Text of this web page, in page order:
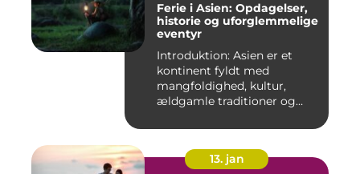
Ferie i Asien: Opdagelser,
historie og uforglemmelige
eventyr
Introduktion: Asien er et
kontinent fyldt med
mangfoldighed, kultur,
ældgamle traditioner og
13. jan